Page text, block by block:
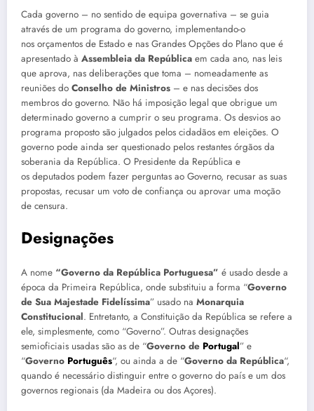
Cada governo – no sentido de equipa governativa – se guia
através de um programa do governo, implementando-o
nos orçamentos de Estado e nas Grandes Opções do Plano que é
apresentado à Assembleia da República em cada ano, nas leis
que aprova, nas deliberações que toma – nomeadamente as
reuniões do Conselho de Ministros – e nas decisões dos
membros do governo. Não há imposição legal que obrigue um
determinado governo a cumprir o seu programa. Os desvios ao
programa proposto são julgados pelos cidadãos em eleições. O
governo pode ainda ser questionado pelos restantes órgãos da
soberania da República. O Presidente da República e
os deputados podem fazer perguntas ao Governo, recusar as suas
propostas, recusar um voto de confiança ou aprovar uma moção
de censura.
Designações
A nome “Governo da República Portuguesa” é usado desde a
época da Primeira República, onde substituiu a forma “Governo
de Sua Majestade Fidelíssima” usado na Monarquia
Constitucional. Entretanto, a Constituição da República se refere a
ele, simplesmente, como “Governo”. Outras designações
semioficiais usadas são as de “Governo de Portugal” e
“Governo Português“, ou ainda a de “Governo da República“,
quando é necessário distinguir entre o governo do país e um dos
governos regionais (da Madeira ou dos Açores).